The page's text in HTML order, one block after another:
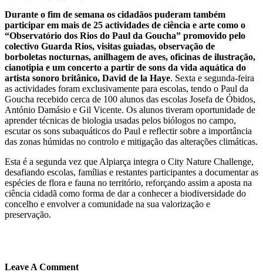
Durante o fim de semana os cidadãos puderam também
participar em mais de 25 actividades de ciência e arte como o
“Observatório dos Rios do Paul da Goucha” promovido pelo
colectivo Guarda Rios, visitas guiadas, observação de
borboletas nocturnas, anilhagem de aves, oficinas de ilustração,
cianotipia e um concerto a partir de sons da vida aquática do
artista sonoro britânico, David de la Haye. Sexta e segunda-feira
as actividades foram exclusivamente para escolas, tendo o Paul da
Goucha recebido cerca de 100 alunos das escolas Josefa de Óbidos,
António Damásio e Gil Vicente. Os alunos tiveram oportunidade de
aprender técnicas de biologia usadas pelos biólogos no campo,
escutar os sons subaquáticos do Paul e reflectir sobre a importância
das zonas húmidas no controlo e mitigação das alterações climáticas.
Esta é a segunda vez que Alpiarça integra o City Nature Challenge,
desafiando escolas, famílias e restantes participantes a documentar as
espécies de flora e fauna no território, reforçando assim a aposta na
ciência cidadã como forma de dar a conhecer a biodiversidade do
concelho e envolver a comunidade na sua valorização e
preservação.
Leave A Comment